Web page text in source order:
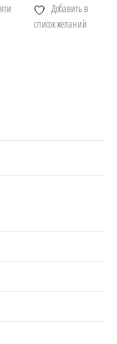
Добавить в
список желаний